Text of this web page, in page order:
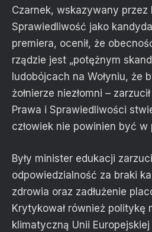
Czarnek, wskazywany przez
Sprawiedliwość jako
premiera, ocenił, że
rządzie jest „potężnym
ludobójcach na Wołyniu, że
żołnierze niezłomni –
Prawa i Sprawiedliwości
człowiek nie powinien być w
Były minister edukacji
odpowiedzialność za braki
zdrowia oraz zadłużenie
Krytykował również politykę
klimatyczną Unii